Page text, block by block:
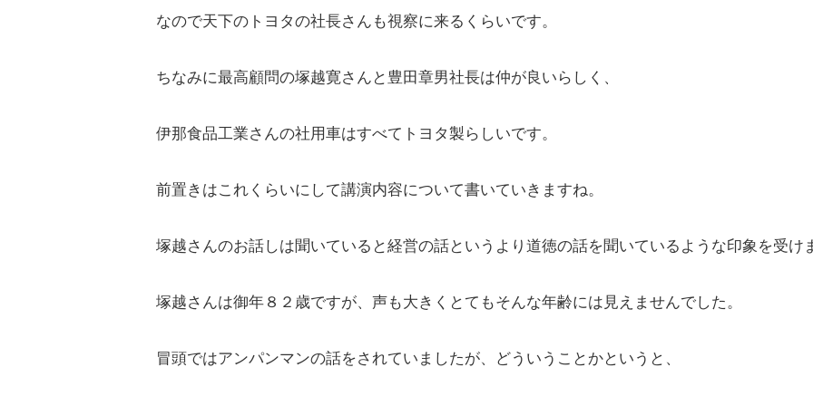
なので天下のトヨタの社長さんも視察に来るくらいです。
ちなみに最高顧問の塚越寛さんと豊田章男社長は仲が良いらしく、
伊那食品工業さんの社用車はすべてトヨタ製らしいです。
前置きはこれくらいにして講演内容について書いていきますね。
塚越さんのお話しは聞いていると経営の話というより道徳の話を聞いているような印象を受け
塚越さんは御年８２歳ですが、声も大きくとてもそんな年齢には見えませんでした。
冒頭ではアンパンマンの話をされていましたが、どういうことかというと、